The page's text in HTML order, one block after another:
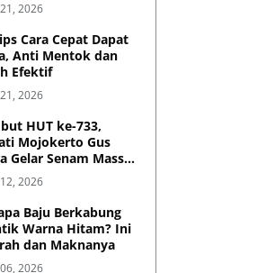
2026
Cara Cepat Dapat
Anti Mentok dan
Efektif
2026
HUT ke-733,
Mojokerto Gus
Gelar Senam Massal
Gajah Mada
2026
Baju Berkabung
Warna Hitam? Ini
dan Maknanya
2026